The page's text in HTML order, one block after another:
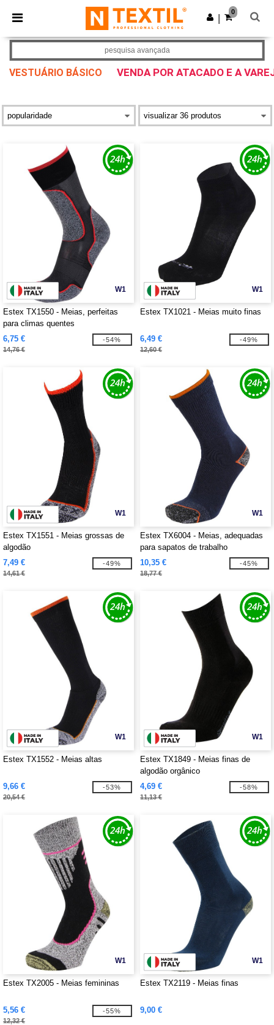
× App Ntextil
Melhores preços na app!
Obter app
0
VESTUÁRIO BÁSICO VENDA POR ATACADO E A
pesquisa avançada
W1
Estex TX1550 - Meias, perfeitas
para climas quentes
6,75 €
14,76 €
-54%
W1
Estex TX1021 - Meias muito finas
6,49 €
12,60 €
-49%
W1
Estex TX1551 - Meias grossas de
algodão
7,49 €
14,61 €
-49%
W1
Estex TX6004 - Meias, adequadas
para sapatos de trabalho
10,35 €
18,77 €
-45%
W1
Estex TX1552 - Meias altas
9,66 €
20,54 €
-53%
W1
Estex TX1849 - Meias finas de
algodão orgânico
4,69 €
11,13 €
-58%
W1
Estex TX2005 - Meias femininas
5,56 €
12,32 €
-55%
W1
Estex TX2119 - Meias finas
9,00 €